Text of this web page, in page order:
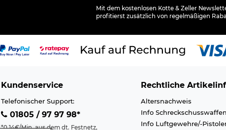
Mit dem kostenlosen Kotte & Zeller
profitierst zusätzlich von regelmäßigen
Kundenservice
Telefonischer Support:
01805 / 97 97 98*
*0,14€/Min. aus dem dt. Festnetz,
Rechtliche
Altersnachweis
Info Schreckschusswaffen
Info Luftgewehre/-